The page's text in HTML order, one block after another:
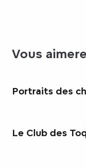
Vous
Portraits des
Le Club des